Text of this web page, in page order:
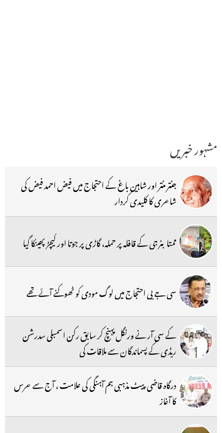
مشہور خبریں
جنتر منتر اور شاہین باغ کے احتجاج میں فیض احمد فیض کی
شاعری کا کلیدی کردار
ممتا بنرجی کے قافلہ پر حملہ، گاڑی پر جوتا اور کیچڑ پھینکا گیا
سی جے پی احتجاج میں لوگ مودی کو ٹھوکنے آئے تھے
کے سی آر نے ورنگل پہنچ کر سابق رکن اسمبلی سدرشن
ریڈی کے پسماندگان سے ملاقات کی
درگاہ قاضی پیٹ مذہبی ہم آہنگی کی علامت ، آج سے عرس
کا آغاز